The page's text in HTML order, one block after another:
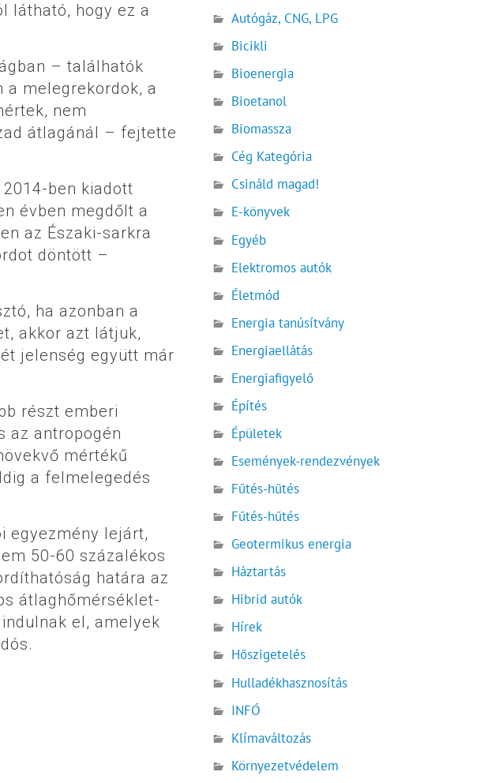
látható, hogy ez a
– találhatók
a melegrekordok, a
nem
átlagánál – fejtette
ben kiadott
évben megdőlt a
az Északi-sarkra
döntött –
ha azonban a
akkor azt látjuk,
jelenség együtt már
részt emberi
az antropogén
mértékű
a felmelegedés
egyezmény lejárt,
50-60 százalékos
határa az
átlaghőmérséklet-
el, amelyek
Autógáz, CNG, LPG
Bicikli
Bioenergia
Bioetanol
Biomassza
Cég Kategória
Csináld magad!
E-könyvek
Egyéb
Elektromos autók
Életmód
Energia tanúsítvány
Energiaellátás
Energiafigyelő
Építés
Épületek
Események-rendezvények
Fűtés-hűtés
Fűtés-hűtés
Geotermikus energia
Háztartás
Hibrid autók
Hírek
Hőszigetelés
Hulladékhasznosítás
INFÓ
Klímaváltozás
Környezetvédelem